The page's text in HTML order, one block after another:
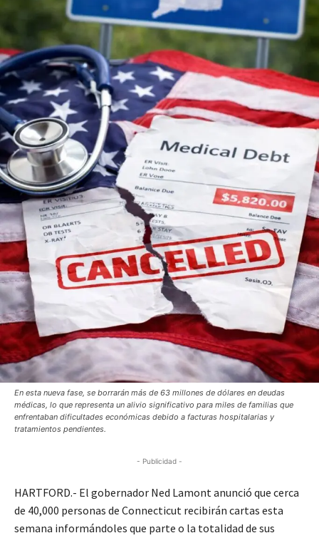
En esta nueva fase, se borrarán más de 63 millones de dólares en deudas
médicas, lo que representa un alivio significativo para miles de familias que
enfrentaban dificultades económicas debido a facturas hospitalarias y
tratamientos pendientes.
- Publicidad -
HARTFORD.- El gobernador Ned Lamont anunció que cerca
de 40,000 personas de Connecticut recibirán cartas esta
semana informándoles que parte o la totalidad de sus